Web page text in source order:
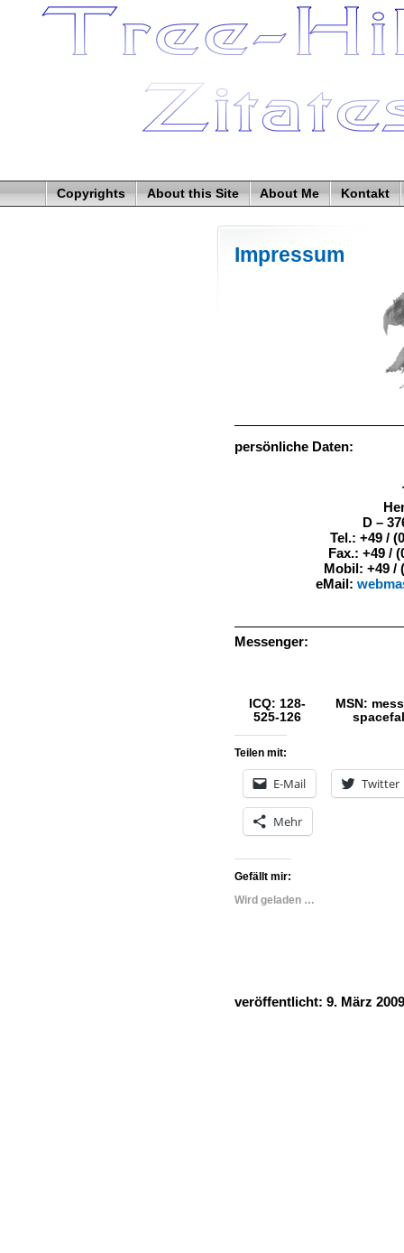
Copyrights About this Site About Me Kontakt
Impressum
persönliche Daten:
D –
Tel.: +49 /
Fax.: +49 /
Mobil: +49 /
eMail:
Messenger:
ICQ: 128-
525-126
MSN:
Teilen mit:
E-Mail Twitter
Mehr
Gefällt mir:
Wird geladen …
veröffentlicht: 9. März 2009